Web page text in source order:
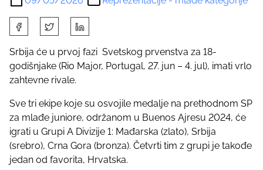
h
a
r
e
h
i
s
p
o
Srbija će u prvoj fazi Svetskog prvenstva za 18-
godišnjake (Rio Major, Portugal, 27. jun – 4. jul), imati vrlo
zahtevne rivale.
Sve tri ekipe koje su osvojile medalje na prethodnom SP
za mlađe juniore, održanom u Buenos Ajresu 2024, će
igrati u Grupi A Divizije 1: Mađarska (zlato), Srbija
(srebro), Crna Gora (bronza). Četvrti tim z grupi je takođe
jedan od favorita, Hrvatska.